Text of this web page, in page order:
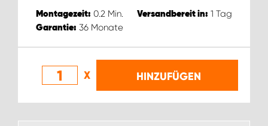
Montagezeit: 0.2 Min. Versandbereit in: 1 Tag
Garantie: 36 Monate
X HINZUFÜGEN